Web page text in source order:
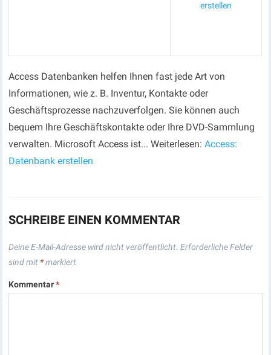
erstellen
Access Datenbanken helfen Ihnen fast jede Art von
Informationen, wie z. B. Inventur, Kontakte oder
Geschäftsprozesse nachzuverfolgen. Sie können auch
bequem Ihre Geschäftskontakte oder Ihre DVD-Sammlung
verwalten. Microsoft Access ist... Weiterlesen:Access:
Datenbank erstellen
SCHREIBE EINEN KOMMENTAR
Deine E-Mail-Adresse wird nicht veröffentlicht. Erforderliche Felder
sind mit *markiert
Kommentar*